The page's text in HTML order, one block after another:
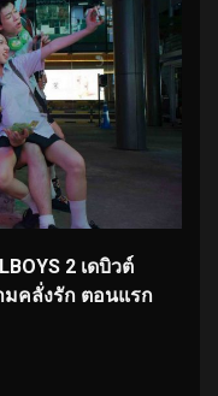
2 เดบิวต์
มคลั่งรัก ตอนแรก